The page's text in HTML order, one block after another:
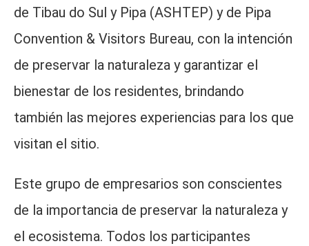
de Tibau do Sul y Pipa (ASHTEP) y de Pipa
Convention & Visitors Bureau, con la intención
de preservar la naturaleza y garantizar el
bienestar de los residentes, brindando
también las mejores experiencias para los que
visitan el sitio.
Este grupo de empresarios son conscientes
de la importancia de preservar la naturaleza y
el ecosistema. Todos los participantes